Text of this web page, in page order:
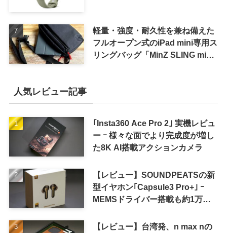
軽量・強度・耐久性を兼ね備えた
フルオープン式のiPad mini専用ス
リングバッグ「MinZ SLING mini
人気レビュー記事
｢Insta360 Ace Pro 2｣ 実機レビュ
ー ｰ 様々な面でより完成度が増し
た8K AI搭載アクションカメラ
【レビュー】SOUNDPEATSの新
型イヤホン｢Capsule3 Pro+｣ ｰ
MEMSドライバー搭載も約1万円
【レビュー】台湾発、n max nの